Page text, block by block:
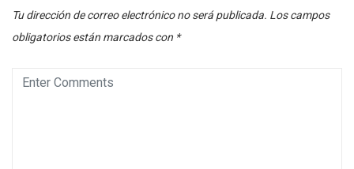
Tu dirección de correo electrónico no será publicada. Los campos
obligatorios están marcados con *